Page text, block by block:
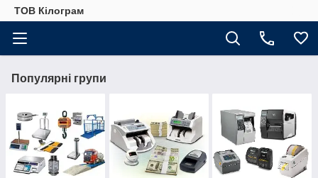
ТОВ Кілограм
Популярні групи